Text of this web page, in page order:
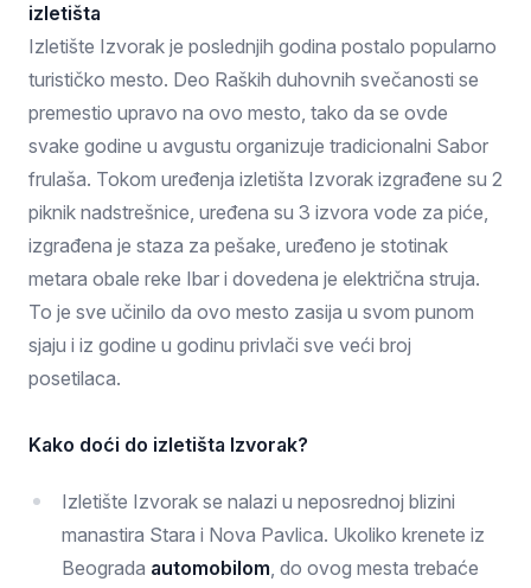
izletišta
Izletište Izvorak je poslednjih godina postalo popularno
turističko mesto. Deo Raških duhovnih svečanosti se
premestio upravo na ovo mesto, tako da se ovde
svake godine u avgustu organizuje tradicionalni Sabor
frulaša. Tokom uređenja izletišta Izvorak izgrađene su 2
piknik nadstrešnice, uređena su 3 izvora vode za piće,
izgrađena je staza za pešake, uređeno je stotinak
metara obale reke Ibar i dovedena je električna struja.
To je sve učinilo da ovo mesto zasija u svom punom
sjaju i iz godine u godinu privlači sve veći broj
posetilaca.
Kako doći do izletišta Izvorak?
Izletište Izvorak se nalazi u neposrednoj blizini
manastira Stara i Nova Pavlica. Ukoliko krenete iz
Beograda automobilom, do ovog mesta trebaće